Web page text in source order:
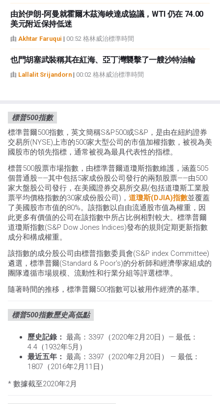
由於伊朗-阿曼就霍爾木茲海峽達成協議，WTI 仍在 74.00
美元附近保持低迷
由 Akhtar Faruqui | 00:52 格林威治標準時間
也門胡塞武裝稱其在紅海、亞丁灣襲擊了一艘沙特油輪
由 Lallalit Srijandorn | 00:02 格林威治標準時間
標普500指數
標準普爾500指數，英文簡稱S&P500或S&P，是由在紐約證券
交易所(NYSE)上市的500家大型公司的市值加權指數，被視為美
國股市的領先指標，通常被視為最具代表性的指標。
標普500股票市場指數，由標準普爾道瓊斯指數維護，涵蓋505
個普通股——其中包括5家成份股公司發行的兩類股票——由500
家大盤股公司發行，在美國證券交易所交易(包括道瓊斯工業股
票平均價格指數的30家成份股公司)， 道瓊斯(DJIA)指數並覆蓋
了美國股市市值的80%。該指數以自由流通股市值為權重，因
此更多有價值的公司在該指數中所占比例相對較大。標準普爾
道瓊斯指數(S&P Dow Jones Indices)發布的規則定期更新指數
成分和構成權重。
該指數的成分股公司由標普指數委員會(S&P index Committee)
遴選，標準普爾(Standard & Poor's)的分析師和經濟學家組成的
團隊遵循市場規模、流動性和行業分組等評選標準。
隨著時間的推移，標準普爾500指數可以被用作經濟的基準。
標普500指數歷史高低點
歷史記錄： 最高：3397（2020年2月20日）— 最低：
4.4（1932年5月）
最近五年： 最高：3397（2020年2月20日） — 最低：
1807（2016年2月11日）
* 數據截至2020年2月